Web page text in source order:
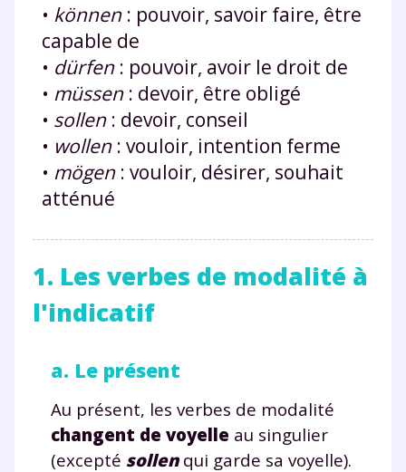
• können: pouvoir, savoir faire, être
capable de
• dürfen: pouvoir, avoir le droit de
• müssen: devoir, être obligé
• sollen: devoir, conseil
• wollen: vouloir, intention ferme
• mögen: vouloir, désirer, souhait
atténué
1. Les verbes de modalité à
l'indicatif
a. Le présent
Au présent, les verbes de modalité
changent de voyelle au singulier
(excepté sollenqui garde sa voyelle).